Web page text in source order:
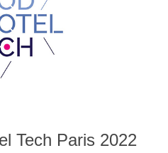
Tech Paris 2022